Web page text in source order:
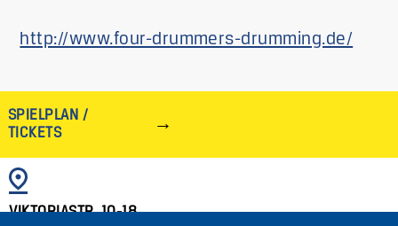
http://www.four-drummers-drumming.de/
SPIELPLAN /
TICKETS
BILD
VIKTORIASTR. 10-18